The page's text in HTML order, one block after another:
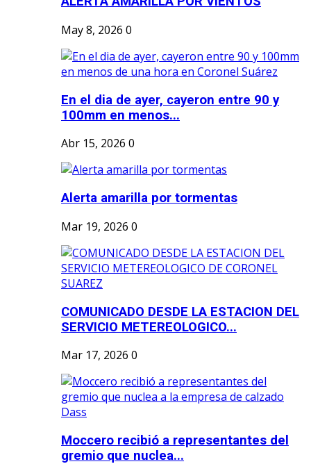
May 8, 2026 0
En el dia de ayer, cayeron entre 90 y
100mm en menos...
Abr 15, 2026 0
Alerta amarilla por tormentas
Mar 19, 2026 0
COMUNICADO DESDE LA ESTACION DEL
SERVICIO METEREOLOGICO...
Mar 17, 2026 0
Moccero recibió a representantes del
gremio que nuclea...